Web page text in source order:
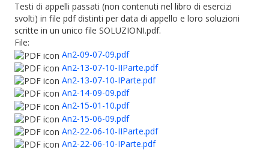
Testi di appelli passati (non contenuti nel libro di esercizi
svolti) in file pdf distinti per data di appello e loro soluzioni
scritte in un unico file SOLUZIONI.pdf.
File:
An2-09-07-09.pdf
An2-13-07-10-IIParte.pdf
An2-13-07-10-IParte.pdf
An2-14-09-09.pdf
An2-15-01-10.pdf
An2-15-06-09.pdf
An2-22-06-10-IIParte.pdf
An2-22-06-10-IParte.pdf